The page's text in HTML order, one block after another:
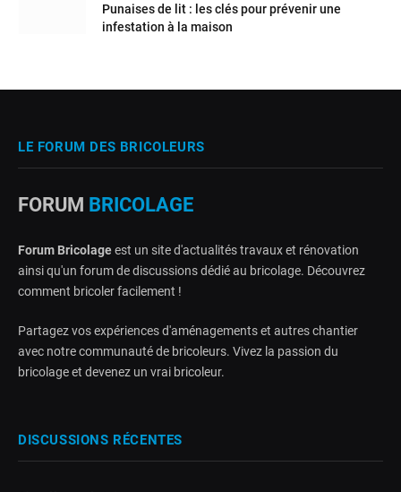
Punaises de lit : les clés pour prévenir une
infestation à la maison
LE FORUM DES BRICOLEURS
FORUM BRICOLAGE
Forum Bricolageest un site d'actualités travaux et rénovation
ainsi qu'un forum de discussions dédié au bricolage. Découvrez
comment bricoler facilement !
Partagez vos expériences d'aménagements et autres chantier
avec notre communauté de bricoleurs. Vivez la passion du
bricolage et devenez un vrai bricoleur.
DISCUSSIONS RÉCENTES